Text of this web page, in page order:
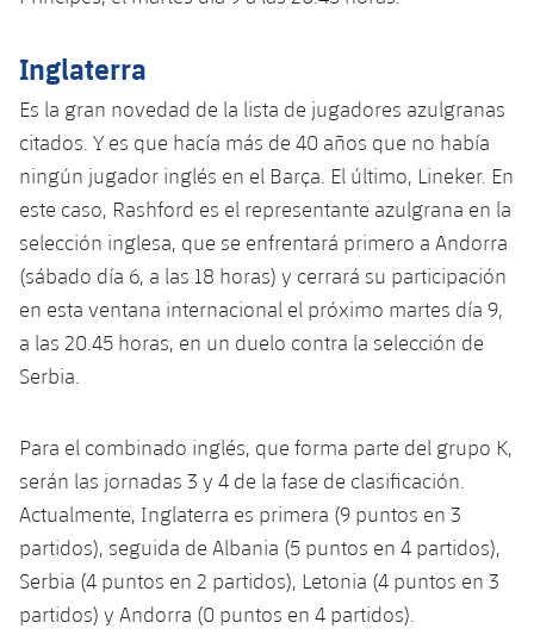
Inglaterra
Es la gran novedad de la lista de jugadores azulgranas
citados. Y es que hacía más de 40 años que no había
ningún jugador inglés en el Barça. El último, Lineker. En
este caso, Rashford es el representante azulgrana en la
selección inglesa, que se enfrentará primero a Andorra
(sábado día 6, a las 18 horas) y cerrará su participación
en esta ventana internacional el próximo martes día 9,
a las 20.45 horas, en un duelo contra la selección de
Serbia.
Para el combinado inglés, que forma parte del grupo K,
serán las jornadas 3 y 4 de la fase de clasificación.
Actualmente, Inglaterra es primera (9 puntos en 3
partidos), seguida de Albania (5 puntos en 4 partidos),
Serbia (4 puntos en 2 partidos), Letonia (4 puntos en 3
partidos) y Andorra (0 puntos en 4 partidos).